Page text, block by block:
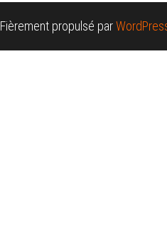
Fièrement propulsé par